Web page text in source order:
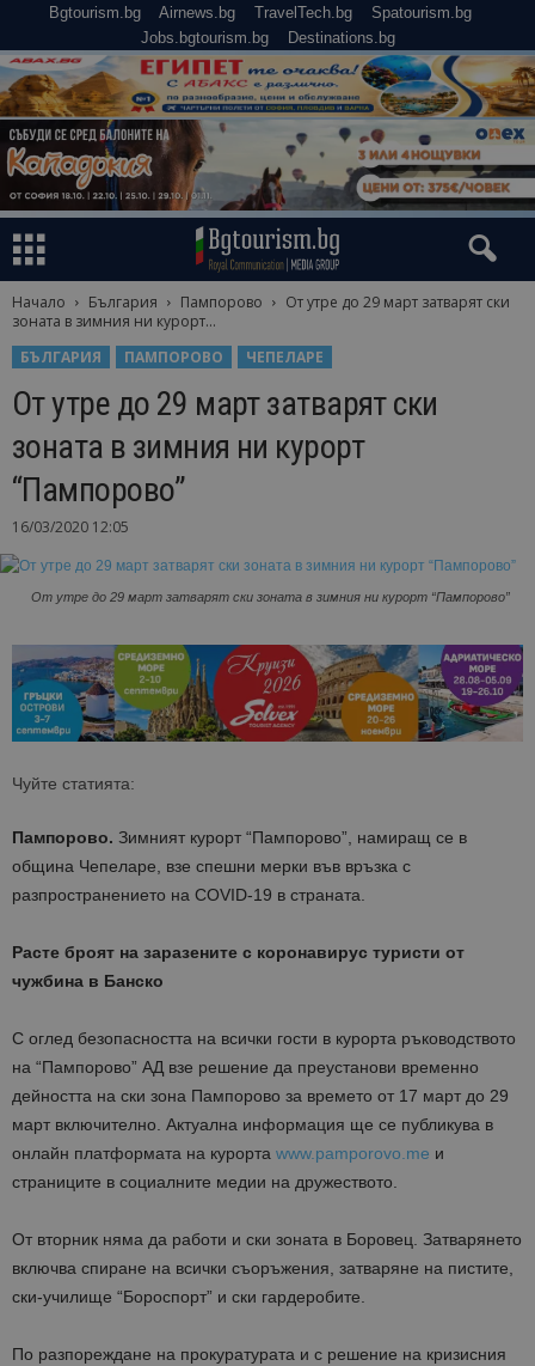
Bgtourism.bg Airnews.bg TravelTech.bg
Spatourism.bg
Jobs.bgtourism.bg
Destinations.bg
Начало България Пампорово
От утре до 29 март затварят ски
зоната в зимния ни курорт...
БЪЛГАРИЯ
ПАМПОРОВО ЧЕПЕЛАРЕ
От утре до 29 март затварят ски
зоната в зимния ни курорт
“Пампорово”
16/03/2020 12:05
От утре до 29 март затварят ски зоната в зимния ни курорт “Пампорово”
Чуйте статията:
Пампорово. Зимният курорт “Пампорово”, намиращ се в
община Чепеларе, взе спешни мерки във връзка с
разпространението на COVID-19 в страната.
Расте броят на заразените с коронавирус туристи от
чужбина в Банско
С оглед безопасността на всички гости в курорта ръководството
на “Пампорово” АД взе решение да преустанови временно
дейността на ски зона Пампорово за времето от 17 март до 29
март включително. Актуална информация ще се публикува в
онлайн платформата на курорта www.pamporovo.me и
страниците в социалните медии на дружеството.
От вторник няма да работи и ски зоната в Боровец. Затварянето
включва спиране на всички съоръжения, затваряне на пистите,
ски-училище “Бoроспорт” и ски гардеробите.
По разпореждане на прокуратурата и с решение на кризисния